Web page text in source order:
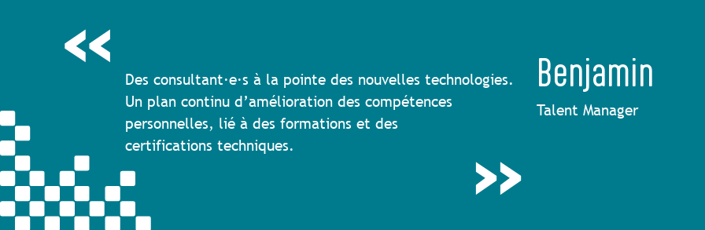
Des consultant·e·s à la pointe des nouvelles technologies.
Un plan continu d’amélioration des compétences
personnelles, lié à des formations et des
certifications techniques.
Benjamin
Talent Manager